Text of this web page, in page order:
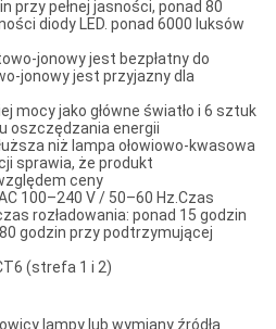
przy pełnej jasności, ponad 80
diody LED. ponad 6000 luksów
jonowy jest bezpłatny do
jonowy jest przyjazny dla
mocy jako główne światło i 6 sztuk
oszczędzania energii
niż lampa ołowiowo-kwasowa
sprawia, że ​​produkt
ceny
100–240 V / 50–60 Hz.Czas
rozładowania: ponad 15 godzin
godzin przy podtrzymującej
(strefa 1 i 2)
lampy lub wymiany źródła